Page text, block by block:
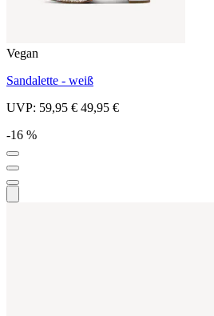
Vegan
Sandalette - weiß
UVP: 59,95 € 49,95 €
-16 %